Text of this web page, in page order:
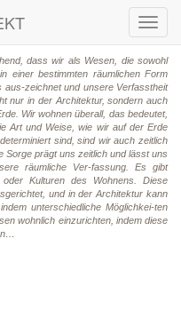
dass wir als Wesen, die sowohl
einer bestimmten räumlichen Form
zeichnet und unsere Verfasstheit
nur in der Architektur, sondern auch
Wir wohnen überall, das bedeutet,
Art und Weise, wie wir auf der Erde
sind, sind wir auch zeitlich
Sorge prägt uns zeitlich und lässt uns
räumliche Ver-fassung. Es gibt
Kulturen des Wohnens. Diese
und in der Architektur kann
unterschiedliche Möglichkei-ten
wohnlich einzurichten, indem diese